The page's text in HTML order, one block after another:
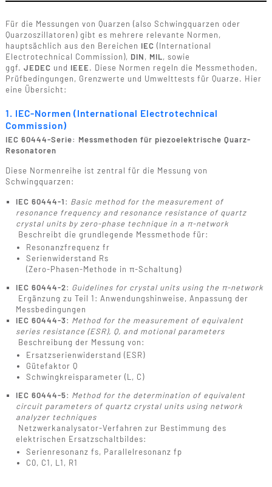
Für die Messungen von Quarzen (also Schwingquarzen oder
Quarzoszillatoren) gibt es mehrere relevante Normen,
hauptsächlich aus den Bereichen IEC (International
Electrotechnical Commission), DIN, MIL, sowie
ggf. JEDEC und IEEE. Diese Normen regeln die Messmethoden,
Prüfbedingungen, Grenzwerte und Umwelttests für Quarze. Hier
eine Übersicht:
1. IEC-Normen (International Electrotechnical
Commission)
IEC 60444-Serie: Messmethoden für piezoelektrische Quarz-
Resonatoren
Diese Normenreihe ist zentral für die Messung von
Schwingquarzen:
IEC 60444-1: Basic method for the measurement of
resonance frequency and resonance resistance of quartz
crystal units by zero-phase technique in a π-network
Beschreibt die grundlegende Messmethode für:
Resonanzfrequenz fr
Serienwiderstand Rs
(Zero-Phasen-Methode in π-Schaltung)
IEC 60444-2: Guidelines for crystal units using the π-network
Ergänzung zu Teil 1: Anwendungshinweise, Anpassung der
Messbedingungen
IEC 60444-3: Method for the measurement of equivalent
series resistance (ESR), Q, and motional parameters
Beschreibung der Messung von:
Ersatzserienwiderstand (ESR)
Gütefaktor Q
Schwingkreisparameter (L, C)
IEC 60444-5: Method for the determination of equivalent
circuit parameters of quartz crystal units using network
analyzer techniques
Netzwerkanalysator-Verfahren zur Bestimmung des
elektrischen Ersatzschaltbildes:
Serienresonanz fs​, Parallelresonanz fp
C0, C1, L1, R1